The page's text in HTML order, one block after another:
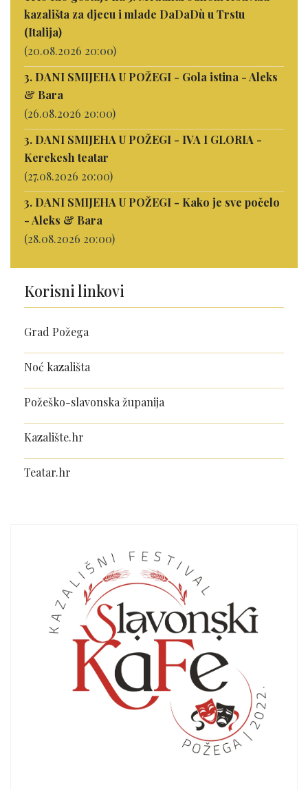
kazališta za djecu i mlade DaDaDù u Trstu
(Italija)
(20.08.2026 20:00)
3. DANI SMIJEHA U POŽEGI - Gola istina - Aleks
& Bara
(26.08.2026 20:00)
3. DANI SMIJEHA U POŽEGI - IVA I GLORIA -
Kerekesh teatar
(27.08.2026 20:00)
3. DANI SMIJEHA U POŽEGI - Kako je sve počelo
- Aleks & Bara
(28.08.2026 20:00)
Korisni linkovi
Grad Požega
Noć kazališta
Požeško-slavonska županija
Kazalište.hr
Teatar.hr